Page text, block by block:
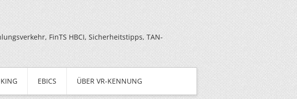
FinTS HBCI, Sicherheitstipps, TAN-
EBICS ÜBER VR-KENNUNG